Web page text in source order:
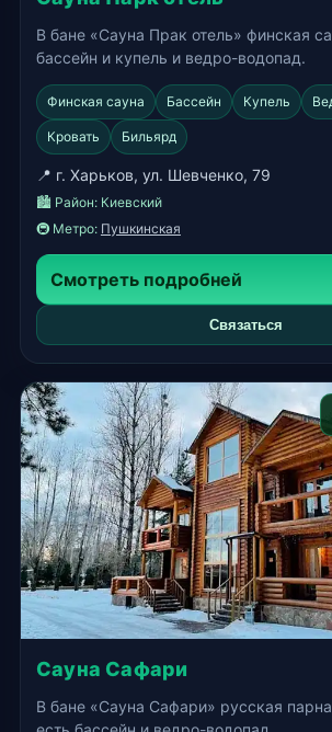
В бане «Сауна Прак отель» финская
бассейн и купель и ведро-водопад.
Финская сауна Бассейн Купель
Кровать Бильярд
📍 г. Харьков, ул. Шевченко, 79
🏙️ Район: Киевский
🚇 Метро: Пушкинская
Смотреть подробней
Связаться
Сауна Сафари
В бане «Сауна Сафари» русская